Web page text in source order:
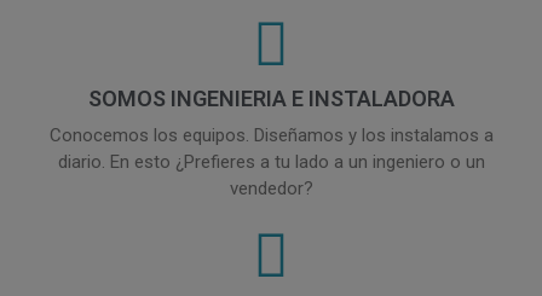
SOMOS INGENIERIA E INSTALADORA
Conocemos los equipos. Diseñamos y los instalamos a
diario. En esto ¿Prefieres a tu lado a un ingeniero o un
vendedor?